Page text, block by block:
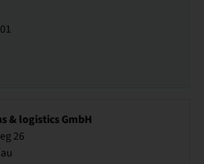
& logistics GmbH
26